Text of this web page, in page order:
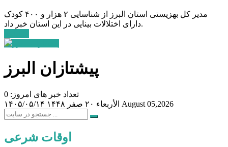
مدیر کل بهزیستی استان البرز از شناسایی ۲ هزار و ۴۰۰ کودک
دارای اختلالات بینایی در این استان خبر داد.
پیشتازان البرز
تعداد خبر های امروز: 0
۱۴۰۵/۰۵/۱۴
الأربعاء ۲۰ صفر ۱۴۴۸ August 05,2026
اوقات شرعی